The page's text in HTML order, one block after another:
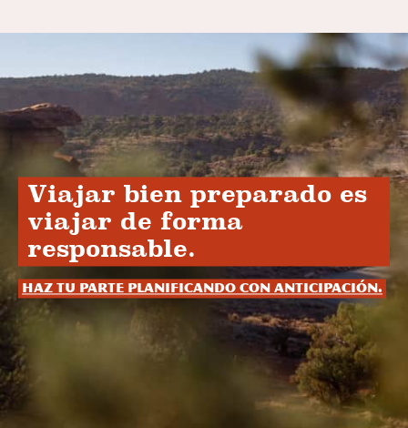
Viajar bien preparado es
viajar de forma
responsable.
Haz tu parte planificando con anticipación.